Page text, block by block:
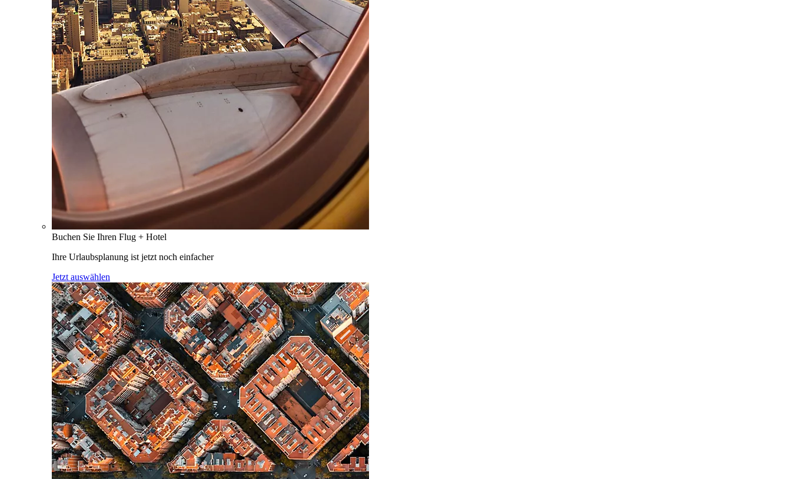
Buchen Sie Ihren Flug + Hotel
Ihre Urlaubsplanung ist jetzt noch einfacher
Jetzt auswählen